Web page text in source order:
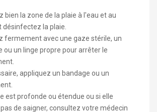
bien la zone de la plaie à l'eau et au
désinfectez la plaie.
fermement avec une gaze stérile, un
ou un linge propre pour arrêter le
appliquez un bandage ou un
est profonde ou étendue ou si elle
de saigner, consultez votre médecin